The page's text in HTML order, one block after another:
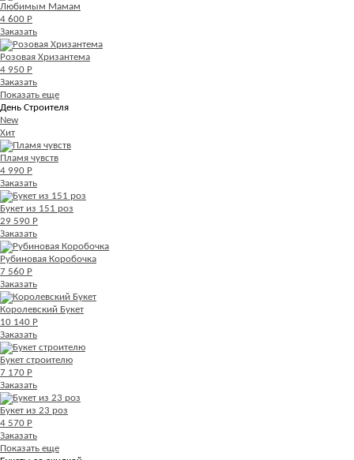
Любимым Мамам
4 600 Р
Заказать
Розовая Хризантема
4 950 Р
Заказать
Показать еще
День Строителя
New
Хит
Пламя чувств
4 990 Р
Заказать
Букет из 151 роз
29 590 Р
Заказать
Рубиновая Коробочка
7 560 Р
Заказать
Королевский Букет
10 140 Р
Заказать
Букет строителю
7 170 Р
Заказать
Букет из 23 роз
4 570 Р
Заказать
Показать еще